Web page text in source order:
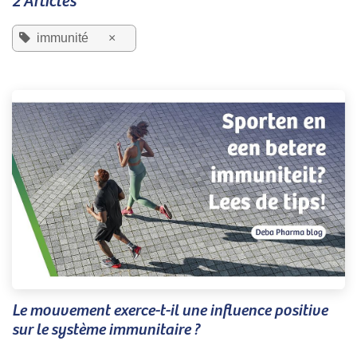
immunité ×
Le mouvement exerce-t-il une influence positive
sur le système immunitaire ?